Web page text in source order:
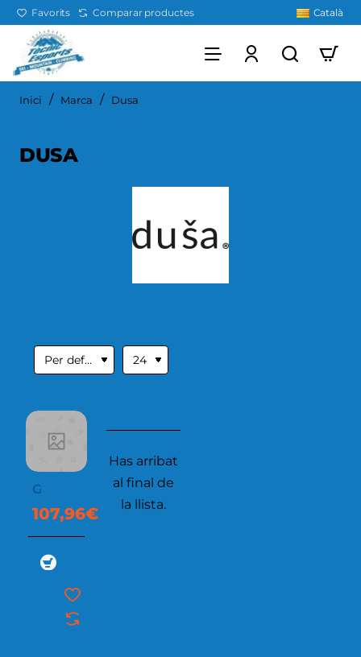
Favorits Comparar productes Català
Inici homeMarca Dusa
DUSA
G
107,96€
Has arribat
al final de
la llista.